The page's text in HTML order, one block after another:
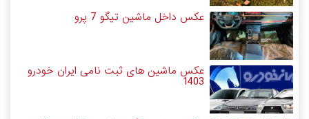
عکس داخل ماشین تیگو 7 پرو
عکس ماشین های ثبت نامی ایران خودرو
1403